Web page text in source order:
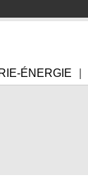
ÉNERGIE